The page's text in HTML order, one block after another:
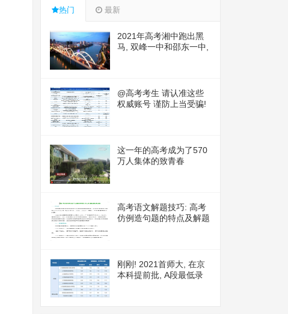
热门 最新
2021年高考湘中跑出黑
马, 双峰一中和邵东一中,
@高考考生 请认准这些
权威账号 谨防上当受骗!
这一年的高考成为了570
万人集体的致青春
高考语文解题技巧: 高考
仿例造句题的特点及解题
刚刚! 2021首师大, 在京
本科提前批, A段最低录